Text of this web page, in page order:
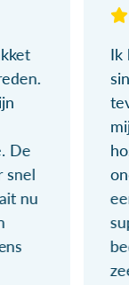
De
snel
nu
Ik